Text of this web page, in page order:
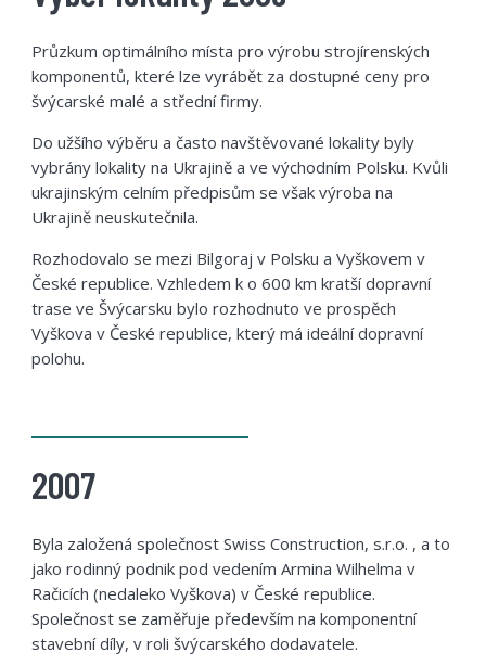
Průzkum optimálního místa pro výrobu strojírenských
komponentů, které lze vyrábět za dostupné ceny pro
švýcarské malé a střední firmy.
Do užšího výběru a často navštěvované lokality byly
vybrány lokality na Ukrajině a ve východním Polsku. Kvůli
ukrajinským celním předpisům se však výroba na
Ukrajině neuskutečnila.
Rozhodovalo se mezi Bilgoraj v Polsku a Vyškovem v
České republice. Vzhledem k o 600 km kratší dopravní
trase ve Švýcarsku bylo rozhodnuto ve prospěch
Vyškova v České republice, který má ideální dopravní
polohu.
2007
Byla založená společnost Swiss Construction, s.r.o. , a to
jako rodinný podnik pod vedením Armina Wilhelma v
Račicích (nedaleko Vyškova) v České republice.
Společnost se zaměřuje především na komponentní
stavební díly, v roli švýcarského dodavatele.